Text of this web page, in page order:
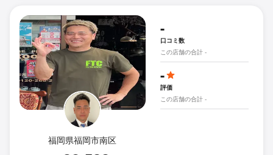
福岡県福岡市南区
-
口コミ数
この店舗の合計 -
-
評価
この店舗の合計 -